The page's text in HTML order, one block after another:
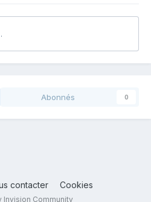
Abonnés 0
contacter Cookies
Invision Community